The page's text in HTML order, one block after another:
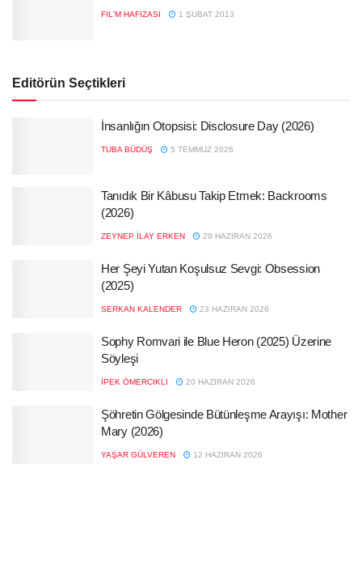
FIL'M HAFIZASI 1 ŞUBAT 2013
Editörün Seçtikleri
İnsanlığın Otopsisi: Disclosure Day (2026)
TUBA BÜDÜŞ 5 TEMMUZ 2026
Tanıdık Bir Kâbusu Takip Etmek: Backrooms
(2026)
ZEYNEP İLAY ERKEN 29 HAZIRAN 2026
Her Şeyi Yutan Koşulsuz Sevgi: Obsession
(2025)
SERKAN KALENDER 23 HAZIRAN 2026
Sophy Romvari ile Blue Heron (2025) Üzerine
Söyleşi
İPEK ÖMERCIKLI 20 HAZIRAN 2026
Şöhretin Gölgesinde Bütünleşme Arayışı: Mother
Mary (2026)
YAŞAR GÜLVEREN 12 HAZIRAN 2026